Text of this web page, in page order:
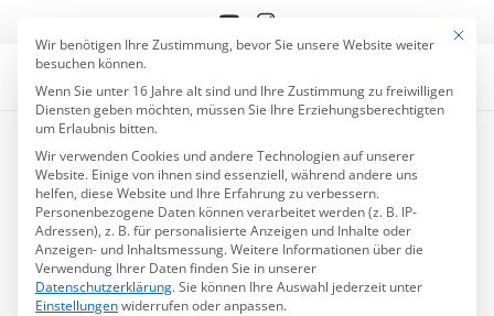
Platzhalterinhalt vonYouTube
. Um auf
den eigentlichen Inhalt zuzugreifen,
klicken Sie auf die Schaltfläche unten.
Bitte beachten Sie, dass dabei Daten an
Drittanbieter weitergegeben werden.
Mehr Informationen
Inhalt entsperren
Mit
Wir benötigen Ihre Zustimmung, bevor Sie unsere Website weiter
besuchen können.
Wenn Sie unter 16 Jahre alt sind und Ihre Zustimmung zu freiwilligen
Diensten geben möchten, müssen Sie Ihre Erziehungsberechtigten
um Erlaubnis bitten.
Wir verwenden Cookies und andere Technologien auf unserer
Website. Einige von ihnen sind essenziell, während andere uns
helfen, diese Website und Ihre Erfahrung zu verbessern.
Personenbezogene Daten können verarbeitet werden (z. B. IP-
Adressen), z. B. für personalisierte Anzeigen und Inhalte oder
Anzeigen- und Inhaltsmessung.Weitere Informationen über die
Verwendung Ihrer Daten finden Sie in unserer
Datenschutzerklärung.Sie können Ihre Auswahl jederzeit unter
Einstellungenwiderrufen oder anpassen.